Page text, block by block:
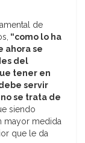
de
“como lo ha
ahora se
del
tener en
servir
se trata de
siendo
mayor medida
que le da